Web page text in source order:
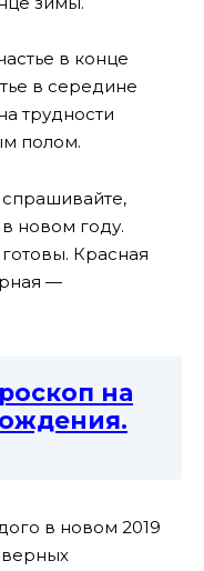
в конце
в середине
трудности
полом.
новом году.
Красная
—
на
в новом 2019